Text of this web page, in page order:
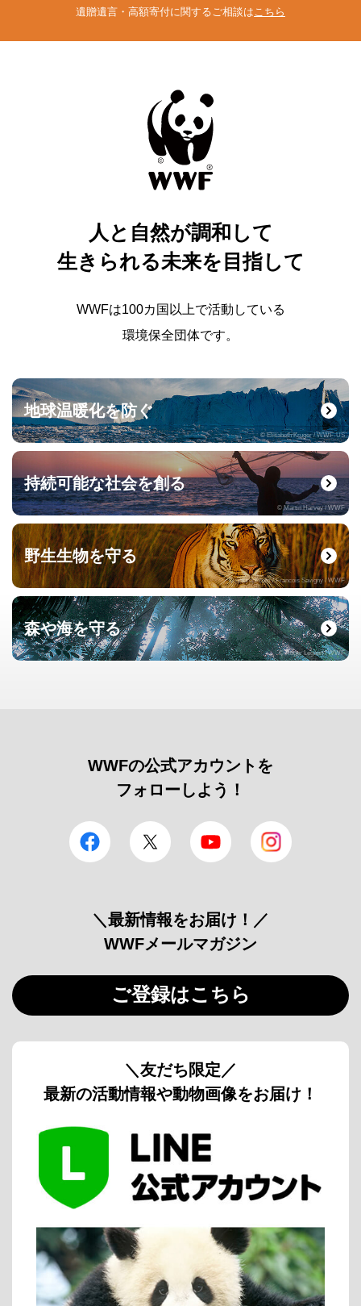
遺贈遺言・高額寄付に関するご相談はこちら
人と自然が調和して
生きられる未来を目指して
WWFは100カ国以上で活動している
環境保全団体です。
地球温暖化を防ぐ
© Elisabeth Kruger / WWF-US
持続可能な社会を創る
© Martin Harvey / WWF
野生生物を守る
© naturepl.com / Francois Savigny / WWF
森や海を守る
© Roger Leguen / WWF
WWFの公式アカウントを
フォローしよう！
facebook Twitter YouTube
＼最新情報をお届け！／
WWFメールマガジン
ご登録はこちら
＼友だち限定／
最新の活動情報や動物画像をお届け！